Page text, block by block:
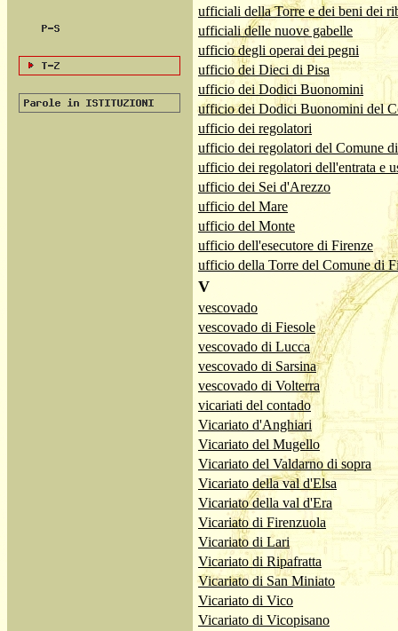
ufficiali della Torre e dei beni dei
ufficiali delle nuove gabelle
ufficio degli operai dei pegni
ufficio dei Dieci di Pisa
ufficio dei Dodici Buonomini
ufficio dei Dodici Buonomini del
ufficio dei regolatori
ufficio dei regolatori del Comune
ufficio dei regolatori dell'entrata e
ufficio dei Sei d'Arezzo
ufficio del Mare
ufficio del Monte
ufficio dell'esecutore di Firenze
ufficio della Torre del Comune di
V
vescovado
vescovado di Fiesole
vescovado di Lucca
vescovado di Sarsina
vescovado di Volterra
vicariati del contado
Vicariato d'Anghiari
Vicariato del Mugello
Vicariato del Valdarno di sopra
Vicariato della val d'Elsa
Vicariato della val d'Era
Vicariato di Firenzuola
Vicariato di Lari
Vicariato di Ripafratta
Vicariato di San Miniato
Vicariato di Vico
Vicariato di Vicopisano